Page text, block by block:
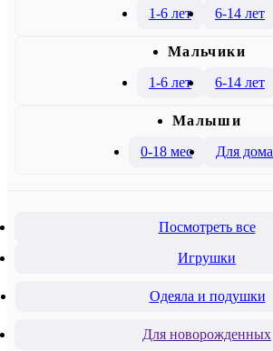
1-6 лет
6-14 лет
Mальчики
1-6 лет
6-14 лет
Малыши
0-18 мес
Для дома
Посмотреть все
Игрушки
Одеяла и подушки
Для новорожденных